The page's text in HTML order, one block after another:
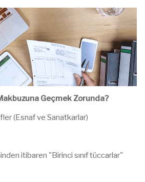
Geçmek Zorunda?
(Esnaf ve Sanatkarlar)
itibaren "Birinci sınıf tüccarlar"